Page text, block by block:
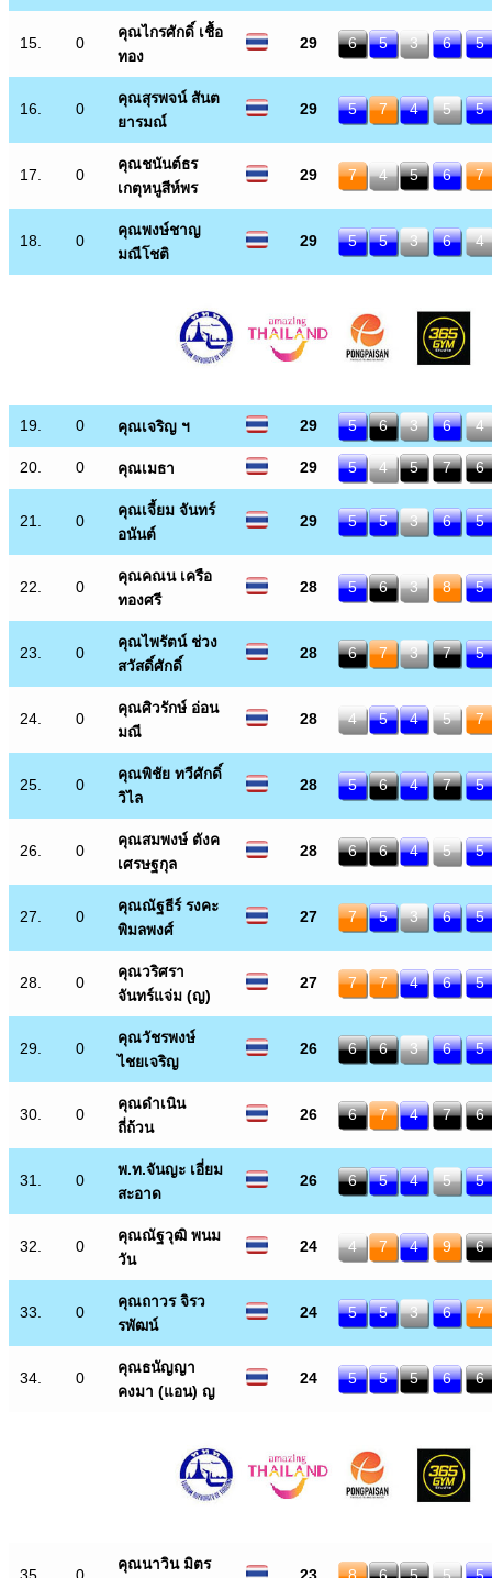
15. 0
คุณไกรศักดิ์ เชื้อ
ทอง
29 6 5 3 6 5
16. 0
คุณสุรพจน์ สันต
ยารมณ์
29 5 7 4 5 5
17. 0
คุณชนันต์ธร
เกตุหนูสีห์พร
29 7 4 5 6 7
18. 0
คุณพงษ์ชาญ
มณีโชติ
29 5 5 3 6 4
19. 0 คุณเจริญ ฯ 29 5 6 3 6 4
20. 0 คุณเมธา 29 5 4 5 7 6
21. 0
คุณเจี้ยม จันทร์
อนันต์
29 5 5 3 6 5
22. 0
คุณคณน เครือ
ทองศรี
28 5 6 3 8 5
23. 0
คุณไพรัตน์ ช่วง
สวัสดิ์ศักดิ์
28 6 7 3 7 5
24. 0
คุณศิวรักษ์ อ่อน
มณี
28 4 5 4 5 7
25. 0
คุณพิชัย ทวีศักดิ์
วิไล
28 5 6 4 7 5
26. 0
คุณสมพงษ์ ตังค
เศรษฐกุล
28 6 6 4 5 5
27. 0
คุณณัฐธีร์ รงคะ
พิมลพงศ์
27 7 5 3 6 5
28. 0
คุณวริศรา
จันทร์แจ่ม (ญ)
27 7 7 4 6 5
29. 0
คุณวัชรพงษ์
ไชยเจริญ
26 6 6 3 6 5
30. 0
คุณดำเนิน
ถี่ถ้วน
26 6 7 4 7 6
31. 0
พ.ท.จันญะ เอี่ยม
สะอาด
26 6 5 4 5 5
32. 0
คุณณัฐวุฒิ พนม
วัน
24 4 7 4 9 6
33. 0
คุณถาวร จิรว
รพัฒน์
24 5 5 3 6 7
34. 0
คุณธนัญญา
คงมา (แอน) ญ
24 5 5 5 6 6
คุณนาวิน มิตร